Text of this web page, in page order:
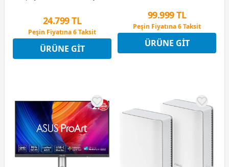
24.799 TL
Peşin Fiyatına 6 Taksit
12 Ay x 2.917 TL taksitle
Peşin Fiyatına 6 Taksit
ÜRÜNE GIT
99.999 TL
Peşin Fiyatına 6 Taksit
12 Ay x 11.763 TL taksitle
Peşin Fiyatına 6 Taksit
ÜRÜNE GIT